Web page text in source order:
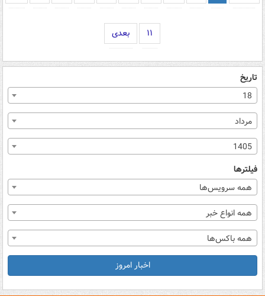
۱۱ بعدی
تاریخ
18
مرداد
1405
فیلترها
همه سرویس‌ها
همه انواع خبر
همه باکس‌ها
اخبار امروز